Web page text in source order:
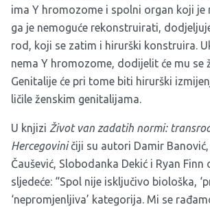
ima Y hromozome i spolni organ koji je
ga je nemoguće rekonstruirati,
rod, koji se zatim i hirurški konstruira.
nema Y hromozome, dodijelit će mu se
Genitalije će pri tome biti hirurški
ličile ženskim genitalijama.
U knjizi Život van zadatih normi:
Hercegoviničiji su autori Damir
Čaušević, Slobodanka Dekić i Ryan Finn
sljedeće: “Spol nije isključivo biološka,
‘nepromjenljiva’ kategorija. Mi se